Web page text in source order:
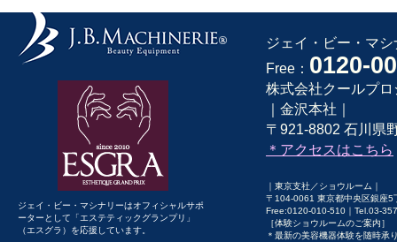
ジェイ・ビー・マシナリーはオフィシャルサポ
ーターとして「エステティックグランプリ」
（エスグラ）を応援しています。
ジェイ・ビー・マ
Free： 0120-
株式会社クールプ
｜金沢本社｜
〒921-8802 石川県
＊アクセスはこちら
｜東京支社／ショウルーム｜
〒104-0061 東京都中央区銀座5
Free:0120-010-510｜Tel.03-
［体験ショウルームのご案内］
＊最新の美容機器体験を随時承